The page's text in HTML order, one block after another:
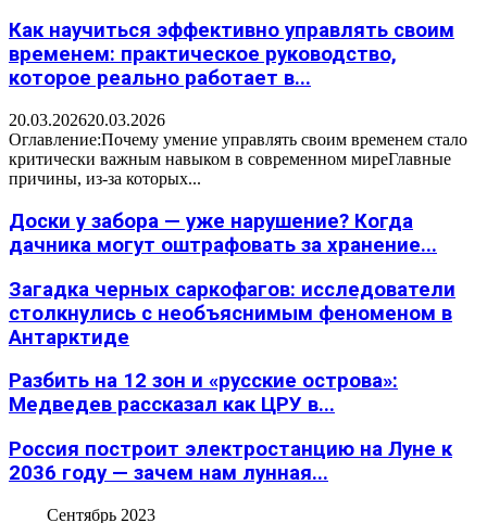
Как научиться эффективно управлять своим
временем: практическое руководство,
которое реально работает в...
20.03.202620.03.2026
Оглавление:Почему умение управлять своим временем стало
критически важным навыком в современном миреГлавные
причины, из-за которых...
Доски у забора — уже нарушение? Когда
дачника могут оштрафовать за хранение...
Загадка черных саркофагов: исследователи
столкнулись с необъяснимым феноменом в
Антарктиде
Разбить на 12 зон и «русские острова»:
Медведев рассказал как ЦРУ в...
Россия построит электростанцию на Луне к
2036 году — зачем нам лунная...
Сентябрь 2023